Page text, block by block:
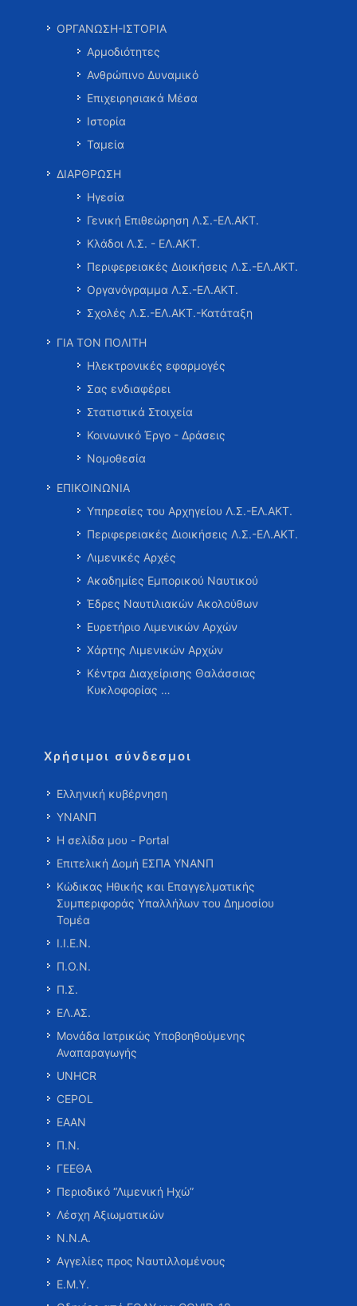
ΟΡΓΑΝΩΣΗ-ΙΣΤΟΡΙΑ
Αρμοδιότητες
Ανθρώπινο Δυναμικό
Επιχειρησιακά Μέσα
Ιστορία
Ταμεία
ΔΙΑΡΘΡΩΣΗ
Ηγεσία
Γενική Επιθεώρηση Λ.Σ.-ΕΛ.ΑΚΤ.
Κλάδοι Λ.Σ. - ΕΛ.ΑΚΤ.
Περιφερειακές Διοικήσεις Λ.Σ.-ΕΛ.ΑΚΤ.
Οργανόγραμμα Λ.Σ.-ΕΛ.ΑΚΤ.
Σχολές Λ.Σ.-ΕΛ.ΑΚΤ.-Κατάταξη
ΓΙΑ ΤΟΝ ΠΟΛΙΤΗ
Ηλεκτρονικές εφαρμογές
Σας ενδιαφέρει
Στατιστικά Στοιχεία
Κοινωνικό Έργο - Δράσεις
Νομοθεσία
ΕΠΙΚΟΙΝΩΝΙΑ
Υπηρεσίες του Αρχηγείου Λ.Σ.-ΕΛ.ΑΚΤ.
Περιφερειακές Διοικήσεις Λ.Σ.-ΕΛ.ΑΚΤ.
Λιμενικές Αρχές
Ακαδημίες Εμπορικού Ναυτικού
Έδρες Ναυτιλιακών Ακολούθων
Ευρετήριο Λιμενικών Αρχών
Χάρτης Λιμενικών Αρχών
Κέντρα Διαχείρισης Θαλάσσιας
Κυκλοφορίας …
Χρήσιμοι σύνδεσμοι
Ελληνική κυβέρνηση
ΥΝΑΝΠ
Η σελίδα μου - Portal
Επιτελική Δομή ΕΣΠΑ ΥΝΑΝΠ
Κώδικας Ηθικής και Επαγγελματικής
Συμπεριφοράς Υπαλλήλων του Δημοσίου
Τομέα
Ι.Ι.Ε.Ν.
Π.Ο.Ν.
Π.Σ.
ΕΛ.ΑΣ.
Μονάδα Ιατρικώς Υποβοηθούμενης
Αναπαραγωγής
UNHCR
CEPOL
ΕΑΑΝ
Π.Ν.
ΓΕΕΘΑ
Περιοδικό “Λιμενική Ηχώ”
Λέσχη Αξιωματικών
Ν.Ν.Α.
Αγγελίες προς Ναυτιλλομένους
Ε.Μ.Υ.